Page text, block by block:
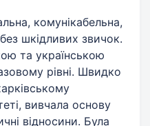
комунікабельна,
шкідливих звичок.
та українською
рівні. Швидко
вивчала основу
відносини. Була